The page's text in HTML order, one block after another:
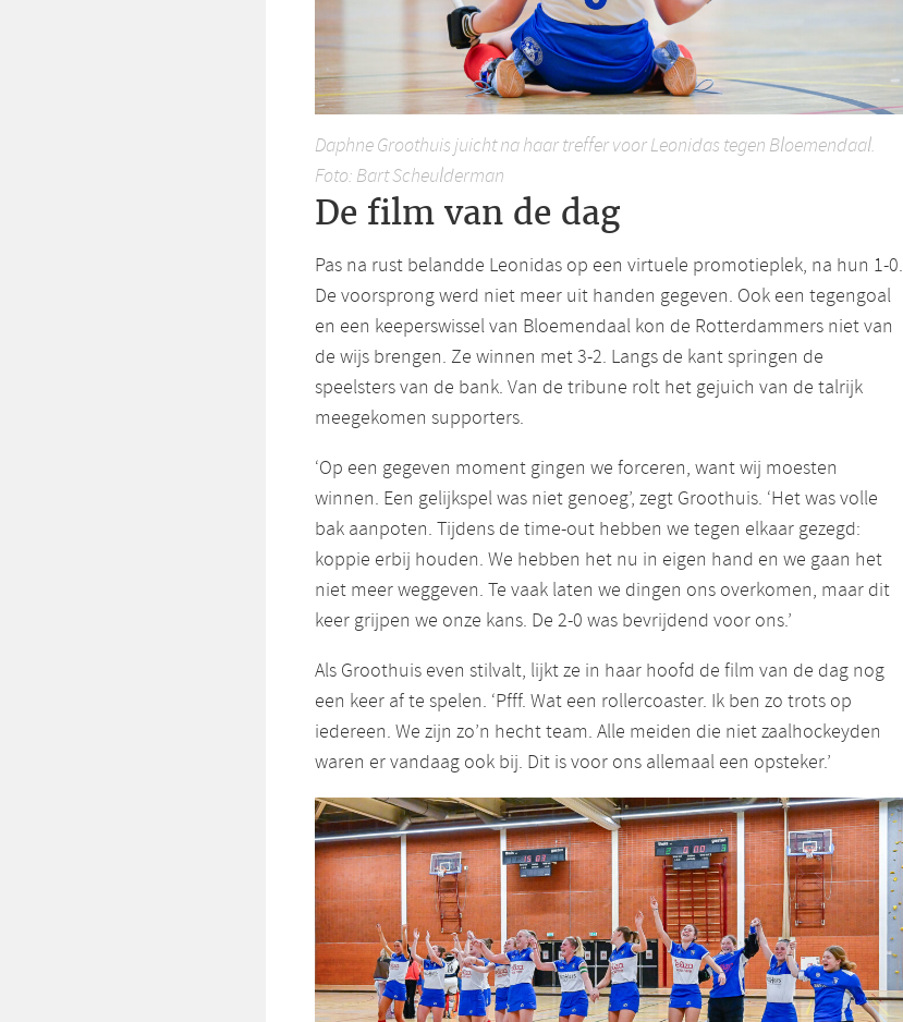
Daphne Groothuis juicht na haar treffer voor Leonidas tegen Bloemendaal.
Foto: Bart Scheulderman
De film van de dag
Pas na rust belandde Leonidas op een virtuele promotieplek, na hun 1-0.
De voorsprong werd niet meer uit handen gegeven. Ook een tegengoal
en een keeperswissel van Bloemendaal kon de Rotterdammers niet van
de wijs brengen. Ze winnen met 3-2. Langs de kant springen de
speelsters van de bank. Van de tribune rolt het gejuich van de talrijk
meegekomen supporters.
‘Op een gegeven moment gingen we forceren, want wij moesten
winnen. Een gelijkspel was niet genoeg’, zegt Groothuis. ‘Het was volle
bak aanpoten. Tijdens de time-out hebben we tegen elkaar gezegd:
koppie erbij houden. We hebben het nu in eigen hand en we gaan het
niet meer weggeven. Te vaak laten we dingen ons overkomen, maar dit
keer grijpen we onze kans. De 2-0 was bevrijdend voor ons.’
Als Groothuis even stilvalt, lijkt ze in haar hoofd de film van de dag nog
een keer af te spelen. ‘Pfff. Wat een rollercoaster. Ik ben zo trots op
iedereen. We zijn zo’n hecht team. Alle meiden die niet zaalhockeyden
waren er vandaag ook bij. Dit is voor ons allemaal een opsteker.’